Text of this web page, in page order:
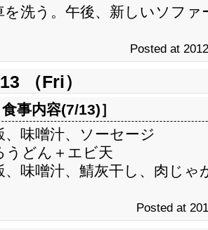
を洗う。午後、新しいソフ
Posted at
（Fri）
食事内容(7/13)］
、味噌汁、ソーセージ
うどん＋エビ天
、味噌汁、鯖灰干し、肉じゃ
Posted at